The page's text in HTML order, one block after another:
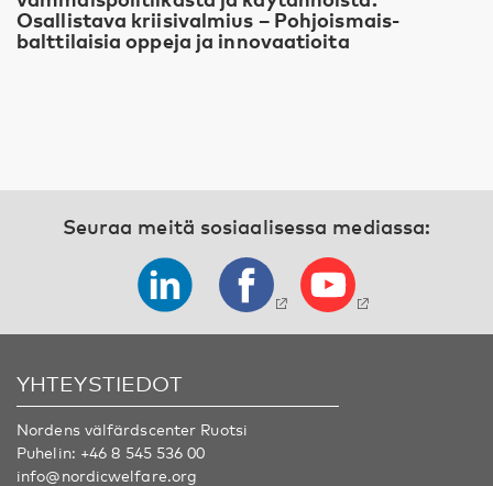
Osallistava kriisivalmius – Pohjoismais-
balttilaisia oppeja ja innovaatioita
Seuraa meitä sosiaalisessa mediassa:
YHTEYSTIEDOT
Nordens välfärdscenter Ruotsi
Puhelin: +46 8 545 536 00
info@nordicwelfare.org